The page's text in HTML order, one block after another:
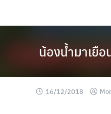
น้องน้ำมาเยื
16/12/2018